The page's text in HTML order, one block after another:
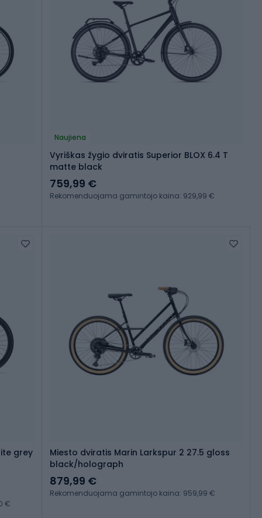
Naujiena
Vyriškas žygio dviratis Superior BLOX 6.4 T
matte black
759,99 €
Rekomenduojama gamintojo kaina: 929,99 €
grey
€
Miesto dviratis Marin Larkspur 2 27.5 gloss
black/holograph
879,99 €
Rekomenduojama gamintojo kaina: 959,99 €